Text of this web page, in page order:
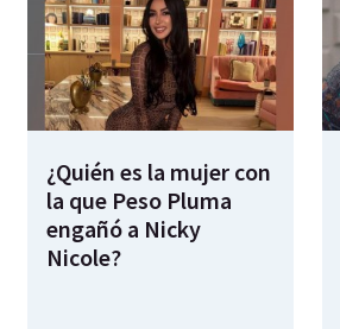
¿Quién es la mujer con
la que Peso Pluma
engañó a Nicky
Nicole?